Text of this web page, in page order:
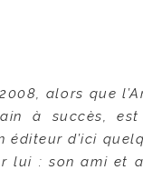
alors que
à succès,
éditeur d’ici
: son ami et